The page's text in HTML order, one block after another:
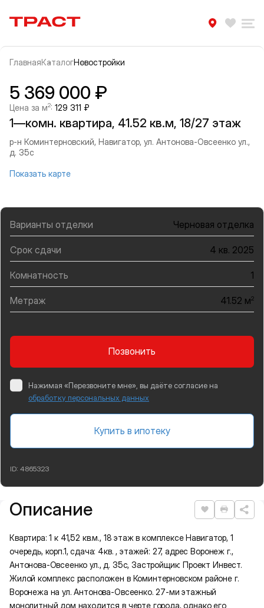
Траст | Служба недвижимости
ГлавнаяКаталогНовостройки
Информация об объекте
Галерея
5 369 000 ₽
Цена за м2: 129 311 ₽
1—комн. квартира, 41.52 кв.м, 18/27 этаж
р-н Коминтерновский, Навигатор, ул. Антонова-Овсеенко ул.,
д. 35с
Показать карте
Варианты отделки Черновая отделка
Срок сдачи 4 кв. 2025
Комнатность 1
Метраж 41.52 м2
Позвонить
Нажимая «Перезвоните мне», вы даёте согласие на
обработку персональных данных
Купить в ипотеку
ID: 4865323
Подробная информация
Описание Нравится
Квартира: 1 к 41,52 кв.м., 18 этаж в комплексе Навигатор, 1
очередь, корп.1, сдача: 4кв. , этажей: 27, адрес Воронеж г.,
Антонова-Овсеенко ул., д. 35с, Застройщик: Проект Инвест.
Жилой комплекс расположен в Коминтерновском районе г.
Воронежа на ул. Антонова-Овсеенко. 27-ми этажный
монолитный дом находится в черте города, однако его